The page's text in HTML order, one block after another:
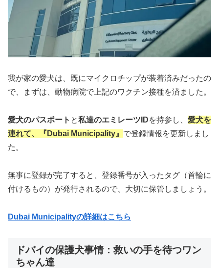
我が家の愛犬は、既にマイクロチップが装着済みだったの
で、まずは、動物病院で上記のワクチン接種を済ました。
愛犬のパスポート と私達のエミレーツIDを持参し、 愛犬を
連れて、『Dubai Municipality』 で登録情報を更新しまし
た。
無事に登録が完了すると、登録番号が入ったタグ（首輪に
付けるもの）が発行されるので、大切に保管しましょう。
Dubai Municipalityの詳細はこちら
ドバイの保護犬事情：救いの手を待つワン
ちゃん達